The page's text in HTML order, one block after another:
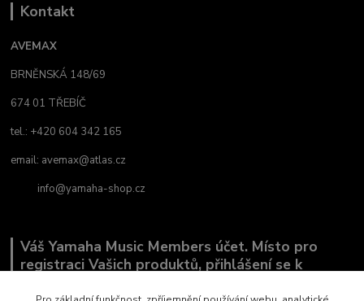
Kontakt
AVEMAX
BRNĚNSKÁ 148/69
674 01 TŘEBÍČ
tel.: +420 604 342 165
email: avemax@atlas.cz
info@yamaha-shop.cz
Váš Yamaha Music Members účet. Místo pro
registraci Vašich produktů, přihlášení se k